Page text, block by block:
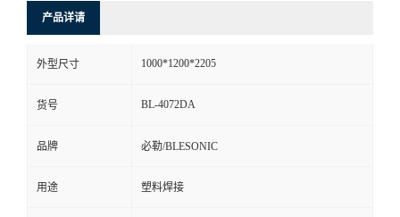
产品详请
外型尺寸 1000*1200*2205
货号 BL-4072DA
品牌 必勒/BLESONIC
用途 塑料焊接